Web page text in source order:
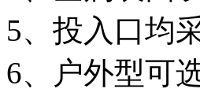
5、投入口均
6、户外型可